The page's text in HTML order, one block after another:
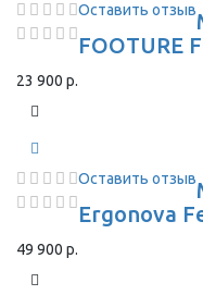
Оставить отзыв
FOOTURE
23 900 р.
Оставить отзыв
Ergonova
49 900 р.